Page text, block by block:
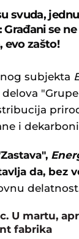
svuda,
Građani se
evo zašto!
subjekta
i
da, bez
U martu,
fabrika